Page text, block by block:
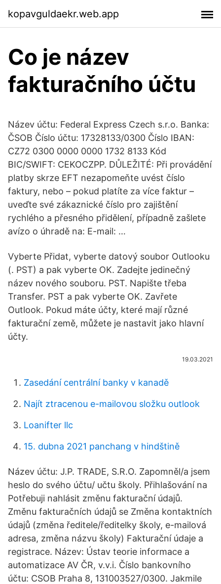
kopavguldaekr.web.app
Co je název
fakturačního účtu
Název účtu: Federal Express Czech s.r.o. Banka:
ČSOB Číslo účtu: 17328133/0300 Číslo IBAN:
CZ72 0300 0000 0000 1732 8133 Kód
BIC/SWIFT: CEKOCZPP. DŮLEŽITÉ: Při provádění
platby skrze EFT nezapomeňte uvést číslo
faktury, nebo – pokud platíte za více faktur –
uveďte své zákaznické číslo pro zajištění
rychlého a přesného přidělení, případně zašlete
avízo o úhradě na: E-mail: …
Vyberte Přidat, vyberte datový soubor Outlooku
(. PST) a pak vyberte OK. Zadejte jedinečný
název nového souboru. PST. Napište třeba
Transfer. PST a pak vyberte OK. Zavřete
Outlook. Pokud máte účty, které mají různé
fakturační země, můžete je nastavit jako hlavní
účty.
19.03.2021
Zasedání centrální banky v kanadě
Najít ztracenou e-mailovou složku outlook
Loanifter llc
15. dubna 2021 panchang v hindštině
Název účtu: J.P. TRADE, S.R.O. Zapomněl/a jsem
heslo do svého účtu/ učtu školy. Přihlašování na
Potřebuji nahlásit změnu fakturační údajů.
Změnu fakturačních údajů se Změna kontaktních
údajů (změna ředitele/ředitelky školy, e-mailová
adresa, změna názvu školy) Fakturační údaje a
registrace. Název: Ústav teorie informace a
automatizace AV ČR, v.v.i. Číslo bankovního
účtu: CSOB Praha 8, 131003527/0300. Jakmile